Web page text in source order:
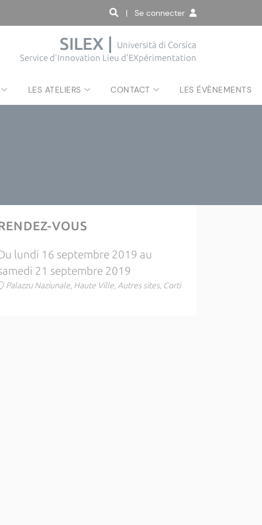
| Se connecter
SILEX |
Università di Corsica
Service d'Innovation Lieu d'EXpérimentation
LES ATELIERS CONTACT LES ÉVÈNEMENTS
VOUS
lundi 16 septembre 2019 au
21 septembre 2019
Palazzu Naziunale, Haute Ville, Autres sites, Corti